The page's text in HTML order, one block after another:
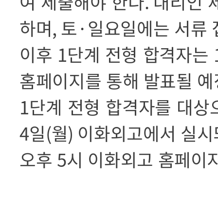
하며, 토·일요일에는 서류
이후 1단계 전형 합격자는
홈페이지를 통해 발표될
1단계 전형 합격자를 대
4일(월) 이화외고에서 실
오후 5시 이화외고 홈페이